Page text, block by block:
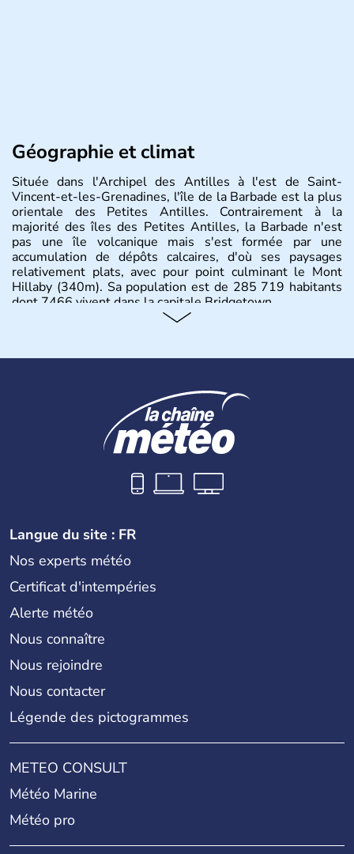
Géographie et climat
Située dans l'Archipel des Antilles à l'est de Saint-
Vincent-et-les-Grenadines, l'île de la Barbade est la plus
orientale des Petites Antilles. Contrairement à la
majorité des îles des Petites Antilles, la Barbade n'est
pas une île volcanique mais s'est formée par une
accumulation de dépôts calcaires, d'où ses paysages
relativement plats, avec pour point culminant le Mont
Hillaby (340m). Sa population est de 285 719 habitants
dont 7466 vivent dans la capitale Bridgetown.
Depuis 1966, la Barbade est indépendante et fait partie
domination britannique. Son nom vient de l'explorateur
portugais Pedro A. Campos qui nomma l'île en 1536 "Os
Barbudos" ("les barbus" à cause des longues racines
aériennes des ficus qu'il voyait sur l'île et lui faisait
penser à des barbes.
Langue du site : FR
Nos experts météo
Certificat d'intempéries
Alerte météo
Nous connaître
Nous rejoindre
Nous contacter
Légende des pictogrammes
METEO CONSULT
Météo Marine
Météo pro